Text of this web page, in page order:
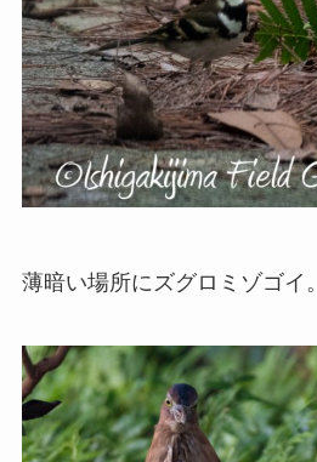
薄暗い場所にズグロミゾゴイ。